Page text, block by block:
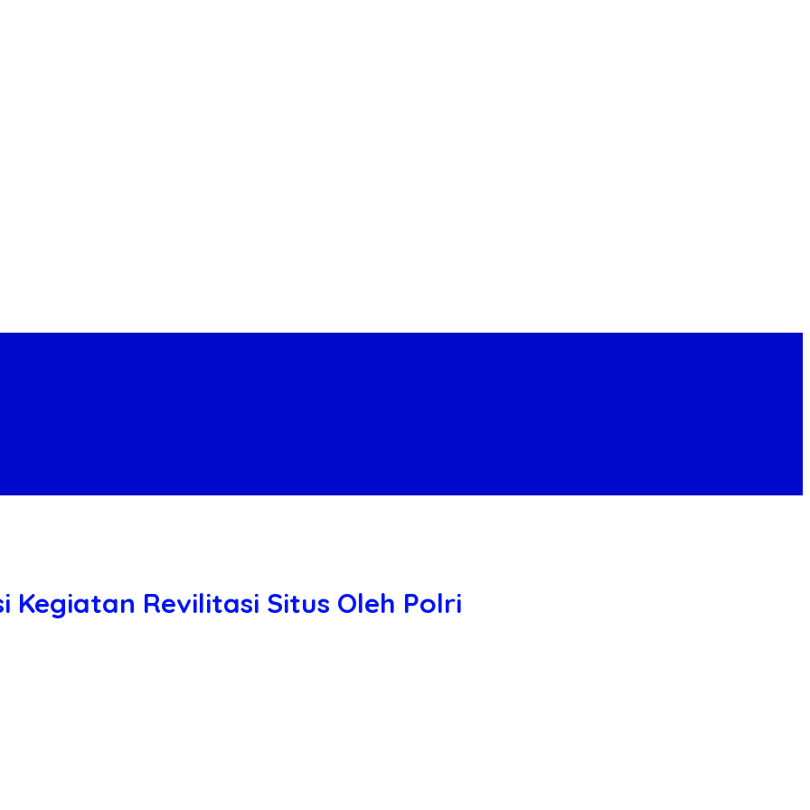
Kegiatan Revilitasi Situs Oleh Polri